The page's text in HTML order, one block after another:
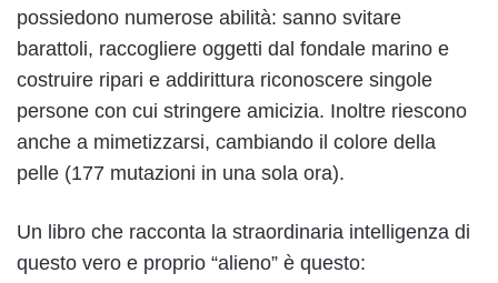
possiedono numerose abilità: sanno svitare
barattoli, raccogliere oggetti dal fondale marino e
costruire ripari e addirittura riconoscere singole
persone con cui stringere amicizia. Inoltre riescono
anche a mimetizzarsi, cambiando il colore della
pelle (177 mutazioni in una sola ora).
Un libro che racconta la straordinaria intelligenza di
questo vero e proprio “alieno” è questo: